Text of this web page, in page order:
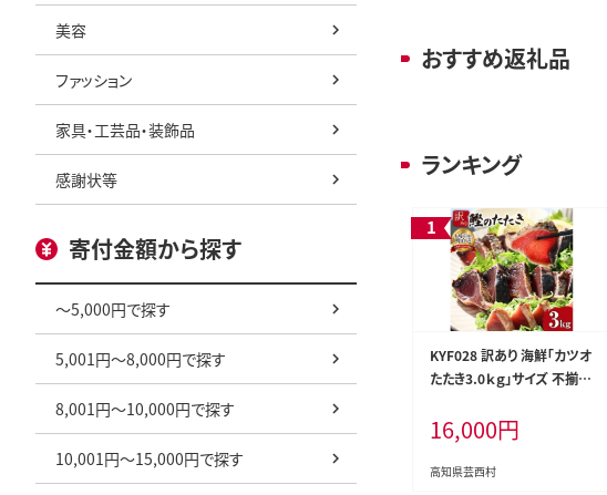
美容
ファッション
家具・工芸品・装飾品
感謝状等
寄付金額から探す
～5,000円で探す
5,001円～8,000円で探す
8,001円～10,000円で探す
10,001円～15,000円で探す
おすすめ返礼品
ランキング
KYF028 訳あり 海鮮「カツオ
たたき3.0ｋｇ」サイズ 不揃い
ランキング 本気の感謝品 今
だけ かつおのたたき 自慢 カ
ツオのタタキ かつおのタタ
16,000円
高知県芸西村